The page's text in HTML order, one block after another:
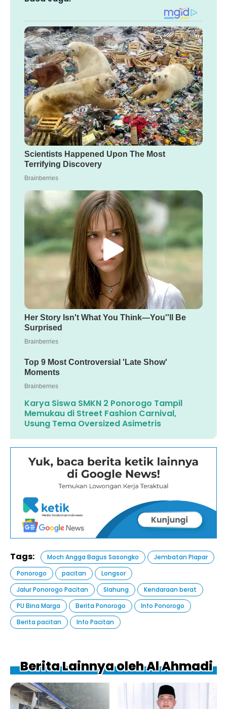
Karya Siswa SMKN 2 Ponorogo Tampil
Memukau di Street Fashion Carnival,
Usung Tema Oversized Asimetris
Tags: Moch Angga Bagus Sasongko
Jembatan Plapar
Ponorogo
pacitan
Longsor
Jalur Ponorogo Pacitan
Slahung
Kendaraan berat
PU Bina Marga
Berita Ponorogo
Info Ponorogo
Berita pacitan
Info Pacitan
Berita Lainnya oleh Al Ahmadi